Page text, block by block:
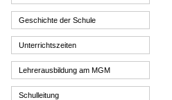
Geschichte der Schule
Unterrichtszeiten
Lehrerausbildung am MGM
Schulleitung